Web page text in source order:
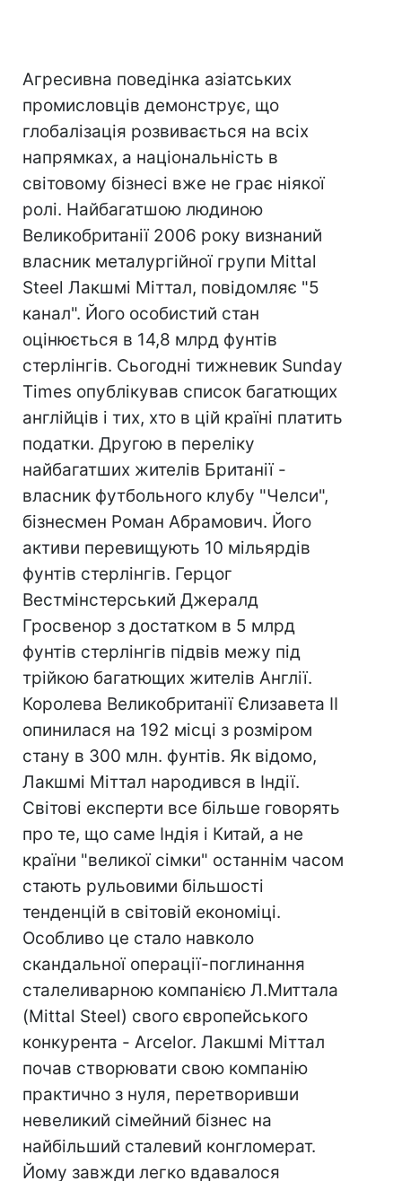
Агресивна поведінка азіатських
промисловців демонструє, що
глобалізація розвивається на всіх
напрямках, а національність в
світовому бізнесі вже не грає ніякої
ролі. Найбагатшою людиною
Великобританії 2006 року визнаний
власник металургійної групи Mittal
Steel Лакшмі Міттал, повідомляє "5
канал". Його особистий стан
оцінюється в 14,8 млрд фунтів
стерлінгів. Сьогодні тижневик Sunday
Times опублікував список багатющих
англійців і тих, хто в цій країні платить
податки. Другою в переліку
найбагатших жителів Британії -
власник футбольного клубу "Челси",
бізнесмен Роман Абрамович. Його
активи перевищують 10 мільярдів
фунтів стерлінгів. Герцог
Вестмінстерський Джералд
Гросвенор з достатком в 5 млрд
фунтів стерлінгів підвів межу під
трійкою багатющих жителів Англії.
Королева Великобританії Єлизавета II
опинилася на 192 місці з розміром
стану в 300 млн. фунтів. Як відомо,
Лакшмі Міттал народився в Індії.
Світові експерти все більше говорять
про те, що саме Індія і Китай, а не
країни "великої сімки" останнім часом
стають рульовими більшості
тенденцій в світовій економіці.
Особливо це стало навколо
скандальної операції-поглинання
сталеливарною компанією Л.Миттала
(Mittal Steel) свого європейського
конкурента - Arcelor. Лакшмі Міттал
почав створювати свою компанію
практично з нуля, перетворивши
невеликий сімейний бізнес на
найбільший сталевий конгломерат.
Йому завжди легко вдавалося